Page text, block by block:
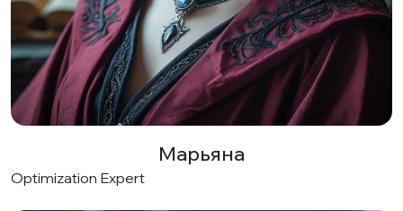
Марьяна
Optimization Expert